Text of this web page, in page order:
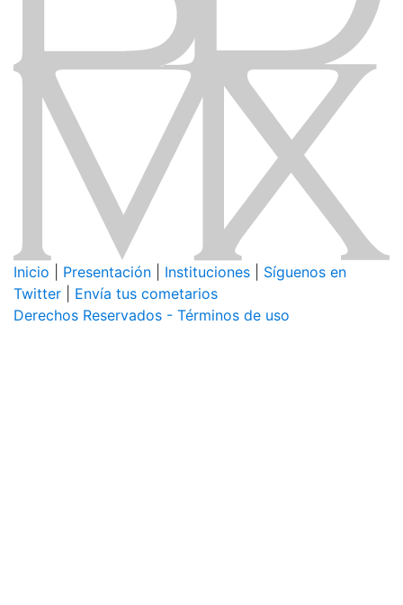
Inicio Presentación Instituciones
Síguenos en
Twitter
Envía tus cometarios
Derechos Reservados - Términos de uso